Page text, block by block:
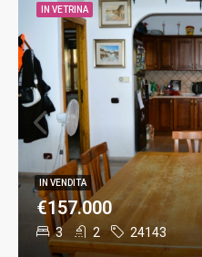
3 2 24143
€157.000
IN VENDITA
IN VETRINA